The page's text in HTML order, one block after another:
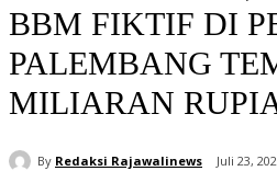
BBM FIKTIF DI
PALEMBANG
MILIARAN
By Redaksi Rajawalinews Juli 23,